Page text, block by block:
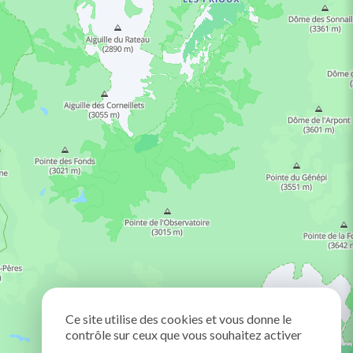
Ce site utilise des cookies et vous donne le
contrôle sur ceux que vous souhaitez activer